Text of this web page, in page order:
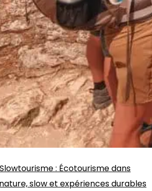
Slowtourisme: Écotourisme dans
nature, slow et expériences durables